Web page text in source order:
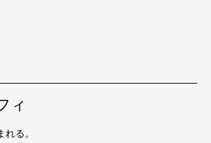
ィ
る。